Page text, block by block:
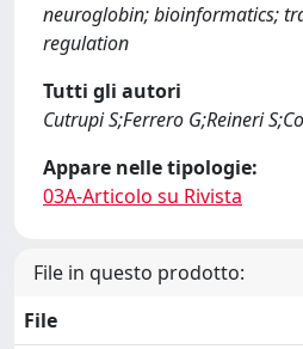
neuroglobin; bioinformatics;
regulation
Tutti gli autori
Cutrupi S;Ferrero G;Reineri
Appare nelle tipologie:
03A-Articolo su Rivista
File in questo prodotto:
File